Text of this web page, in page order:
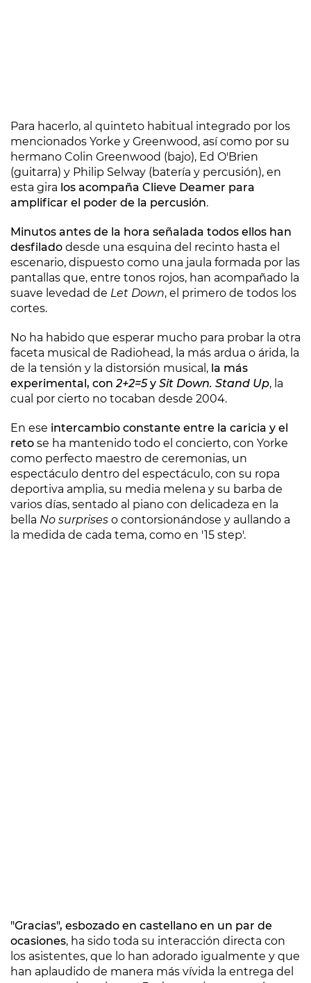
Para hacerlo, al quinteto habitual integrado por los
mencionados Yorke y Greenwood, así como por su
hermano Colin Greenwood (bajo), Ed O'Brien
(guitarra) y Philip Selway (batería y percusión), en
esta gira los acompaña Clieve Deamer para
amplificar el poder de la percusión.
Minutos antes de la hora señalada todos ellos han
desfilado desde una esquina del recinto hasta el
escenario, dispuesto como una jaula formada por las
pantallas que, entre tonos rojos, han acompañado la
suave levedad de Let Down, el primero de todos los
cortes.
No ha habido que esperar mucho para probar la otra
faceta musical de Radiohead, la más ardua o árida, la
de la tensión y la distorsión musical, la más
experimental, con2+2=5y Sit Down. Stand Up, la
cual por cierto no tocaban desde 2004.
En ese intercambio constante entre la caricia y el
reto se ha mantenido todo el concierto, con Yorke
como perfecto maestro de ceremonias, un
espectáculo dentro del espectáculo, con su ropa
deportiva amplia, su media melena y su barba de
varios días, sentado al piano con delicadeza en la
bella No surprises o contorsionándose y aullando a
la medida de cada tema, como en '15 step'.
"Gracias", esbozado en castellano en un par de
ocasiones, ha sido toda su interacción directa con
los asistentes, que lo han adorado igualmente y que
han aplaudido de manera más vívida la entrega del